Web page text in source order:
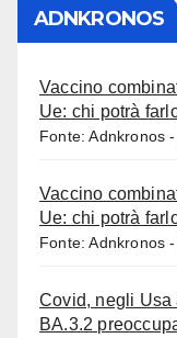
ADNKRONOS
Vaccino
Ue: chi potrà
Fonte: Adnkronos -
Vaccino
Ue: chi potrà
Fonte: Adnkronos -
Covid, negli Usa
BA.3.2